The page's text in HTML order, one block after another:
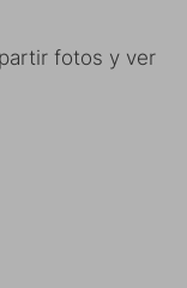
fotos y ver